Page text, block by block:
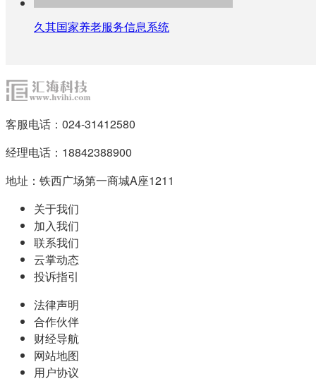
久其国家养老服务信息系统
客服电话：024-31412580
经理电话：18842388900
地址：铁西广场第一商城A座1211
关于我们
加入我们
联系我们
云掌动态
投诉指引
法律声明
合作伙伴
财经导航
网站地图
用户协议